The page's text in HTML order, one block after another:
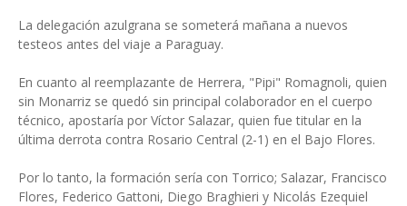
La delegación azulgrana se someterá mañana a nuevos
testeos antes del viaje a Paraguay.
En cuanto al reemplazante de Herrera, "Pipi" Romagnoli, quien
sin Monarriz se quedó sin principal colaborador en el cuerpo
técnico, apostaría por Víctor Salazar, quien fue titular en la
última derrota contra Rosario Central (2-1) en el Bajo Flores.
Por lo tanto, la formación sería con Torrico; Salazar, Francisco
Flores, Federico Gattoni, Diego Braghieri y Nicolás Ezequiel